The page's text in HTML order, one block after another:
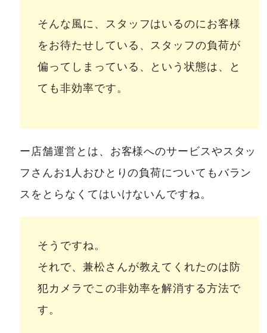
そんな風に、スタッフはいるのにお客様
をお待たせしている、スタッフの負荷が
偏ってしまっている、という状態は、と
ても非効率です。
ー店舗運営とは、お客様へのサービスやスタッ
フさんお1人おひとりの負荷についてもバラン
スをとらなくてはいけないんですね。
そうですね。
それで、兼松さんが教えてくれたのは防
犯カメラでこの非効率を解消する方法で
す。